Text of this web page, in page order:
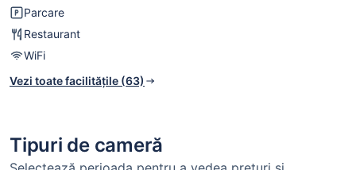
Parcare
Restaurant
WiFi
Vezi toate facilitățile (63)
Tipuri de cameră